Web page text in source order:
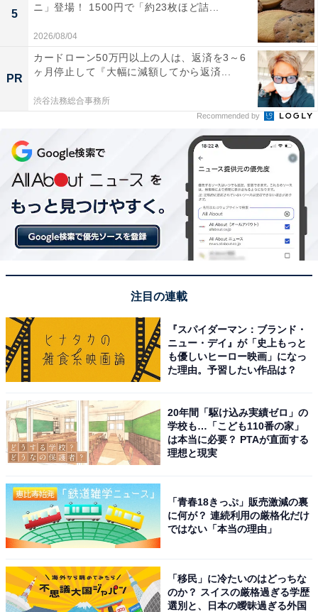
5
ニ」登場！ 1500円で「約23枚ほど詰...
2026/08/04
PR
カードローン50万円以上の人は、返済を3～6
ヶ月停止して『大幅に減額してから返済...
渋谷法務総合事務所
Recommended by
注目の連載
『スパイダーマン：ブランド・
ニュー・デイ』が「史上もっと
も優しいヒーロー映画」になっ
た理由。予習したい作品は？
20年間「駆け込み実績ゼロ」の
学校も…「こども110番の家」
は本当に必要？ PTAが直面する
理想と現実
「青春18きっぷ」販売激減の裏
に何が？ 連続利用の厳格化だけ
ではない「本当の理由」
「移民」に冷たいのはどっちな
のか？ スイスの厳格過ぎる学歴
選別と、日本の曖昧過ぎる外国